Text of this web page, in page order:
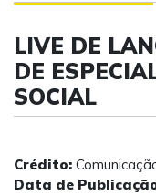
LIVE DE
DE
SOCIAL
Crédito:
Data de